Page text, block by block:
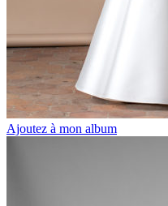
Ajoutez à mon album